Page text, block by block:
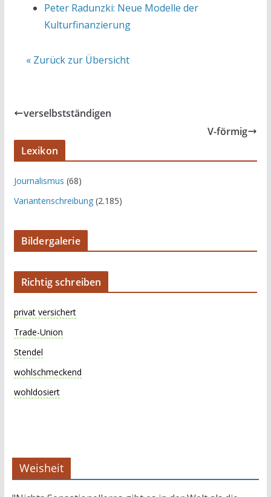
Peter Radunzki: Neue Modelle der
Kulturfinanzierung
« Zurück zur Übersicht
verselbstständigen
V-förmig
Lexikon
Journalismus (68)
Variantenschreibung(2.185)
Bildergalerie
Richtig schreiben
privat versichert
Trade-Union
Stendel
wohlschmeckend
wohldosiert
Weisheit